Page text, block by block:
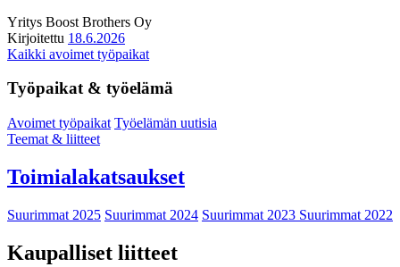
Yritys Boost Brothers Oy
Kirjoitettu 18.6.2026
Kaikki avoimet työpaikat
Työpaikat & työelämä
Avoimet työpaikat Työelämän uutisia
Teemat & liitteet
Toimialakatsaukset
Suurimmat 2025 Suurimmat 2024 Suurimmat 2023 Suurimmat 2022
Kaupalliset liitteet